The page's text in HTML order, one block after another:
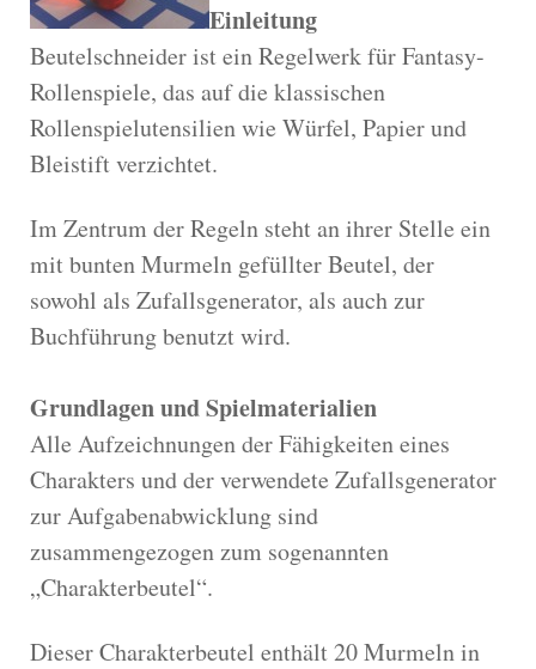
Einleitung
Beutelschneider ist ein Regelwerk für Fantasy-
Rollenspiele, das auf die klassischen
Rollenspielutensilien wie Würfel, Papier und
Bleistift verzichtet.
Im Zentrum der Regeln steht an ihrer Stelle ein
mit bunten Murmeln gefüllter Beutel, der
sowohl als Zufallsgenerator, als auch zur
Buchführung benutzt wird.
Grundlagen und Spielmaterialien
Alle Aufzeichnungen der Fähigkeiten eines
Charakters und der verwendete Zufallsgenerator
zur Aufgabenabwicklung sind
zusammengezogen zum sogenannten
„Charakterbeutel“.
Dieser Charakterbeutel enthält 20 Murmeln in